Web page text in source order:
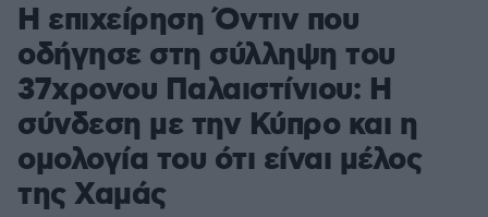
Η επιχείρηση Όντιν που
οδήγησε στη σύλληψη του
37χρονου Παλαιστίνιου: Η
σύνδεση με την Κύπρο και η
ομολογία του ότι είναι μέλος
της Χαμάς